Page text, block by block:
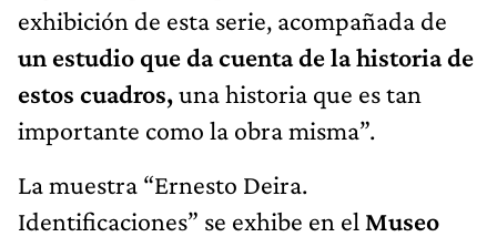
exhibición de esta serie, acompañada de
un estudio que da cuenta de la historia de
estos cuadros,una historia que es tan
importante como la obra misma”.
La muestra “Ernesto Deira.
Identificaciones” se exhibe en el Museo